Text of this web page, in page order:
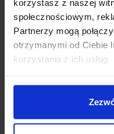
korzystasz z naszej
społecznościowym,
Partnerzy mogą
otrzymanymi od Ciebie
korzystania z ich usług.
Wysokość 40 cm
Średnica klosza 25
Wymiary podstawy
Materiał aluminium,
Kolor czarny
Dodatkowe